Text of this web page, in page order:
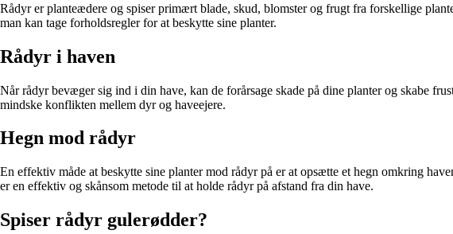
Rådyr er planteædere og spiser primært blade, skud, blomster og frugt fra forskellige
man kan tage forholdsregler for at beskytte sine planter.
Rådyr i haven
Når rådyr bevæger sig ind i din have, kan de forårsage skade på dine planter og skabe
mindske konflikten mellem dyr og haveejere.
Hegn mod rådyr
En effektiv måde at beskytte sine planter mod rådyr på er at opsætte et hegn omkring
er en effektiv og skånsom metode til at holde rådyr på afstand fra din have.
Spiser rådyr gulerødder?